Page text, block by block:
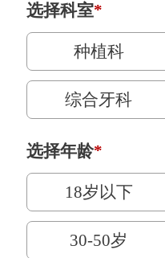
选择科室*
种植科
综合牙科
选择年龄*
18岁以下
30-50岁